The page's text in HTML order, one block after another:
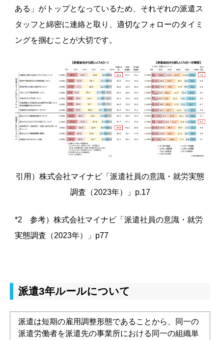
ある」がトップとなっているため、それぞれの派遣ス
タッフと綿密に連絡と取り、適切なフォローのタイミ
ングを掴むことが大切です。
引用）株式会社マイナビ 「派遣社員の意識・就労実態
調査（2023年）」p.17
*2 参考） 株式会社マイナビ 「派遣社員の意識・就労
実態調査（2023年）」p77
派遣3年ルールについて
派遣は短期の雇用調整形態であることから、同一の
派遣労働者を派遣先の事業所における同一の組織単